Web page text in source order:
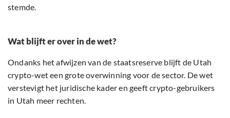
stemde.
Wat blijft er over in de wet?
Ondanks het afwijzen van de staatsreserve blijft de Utah
crypto-wet een grote overwinning voor de sector. De wet
verstevigt het juridische kader en geeft crypto-gebruikers
in Utah meer rechten.